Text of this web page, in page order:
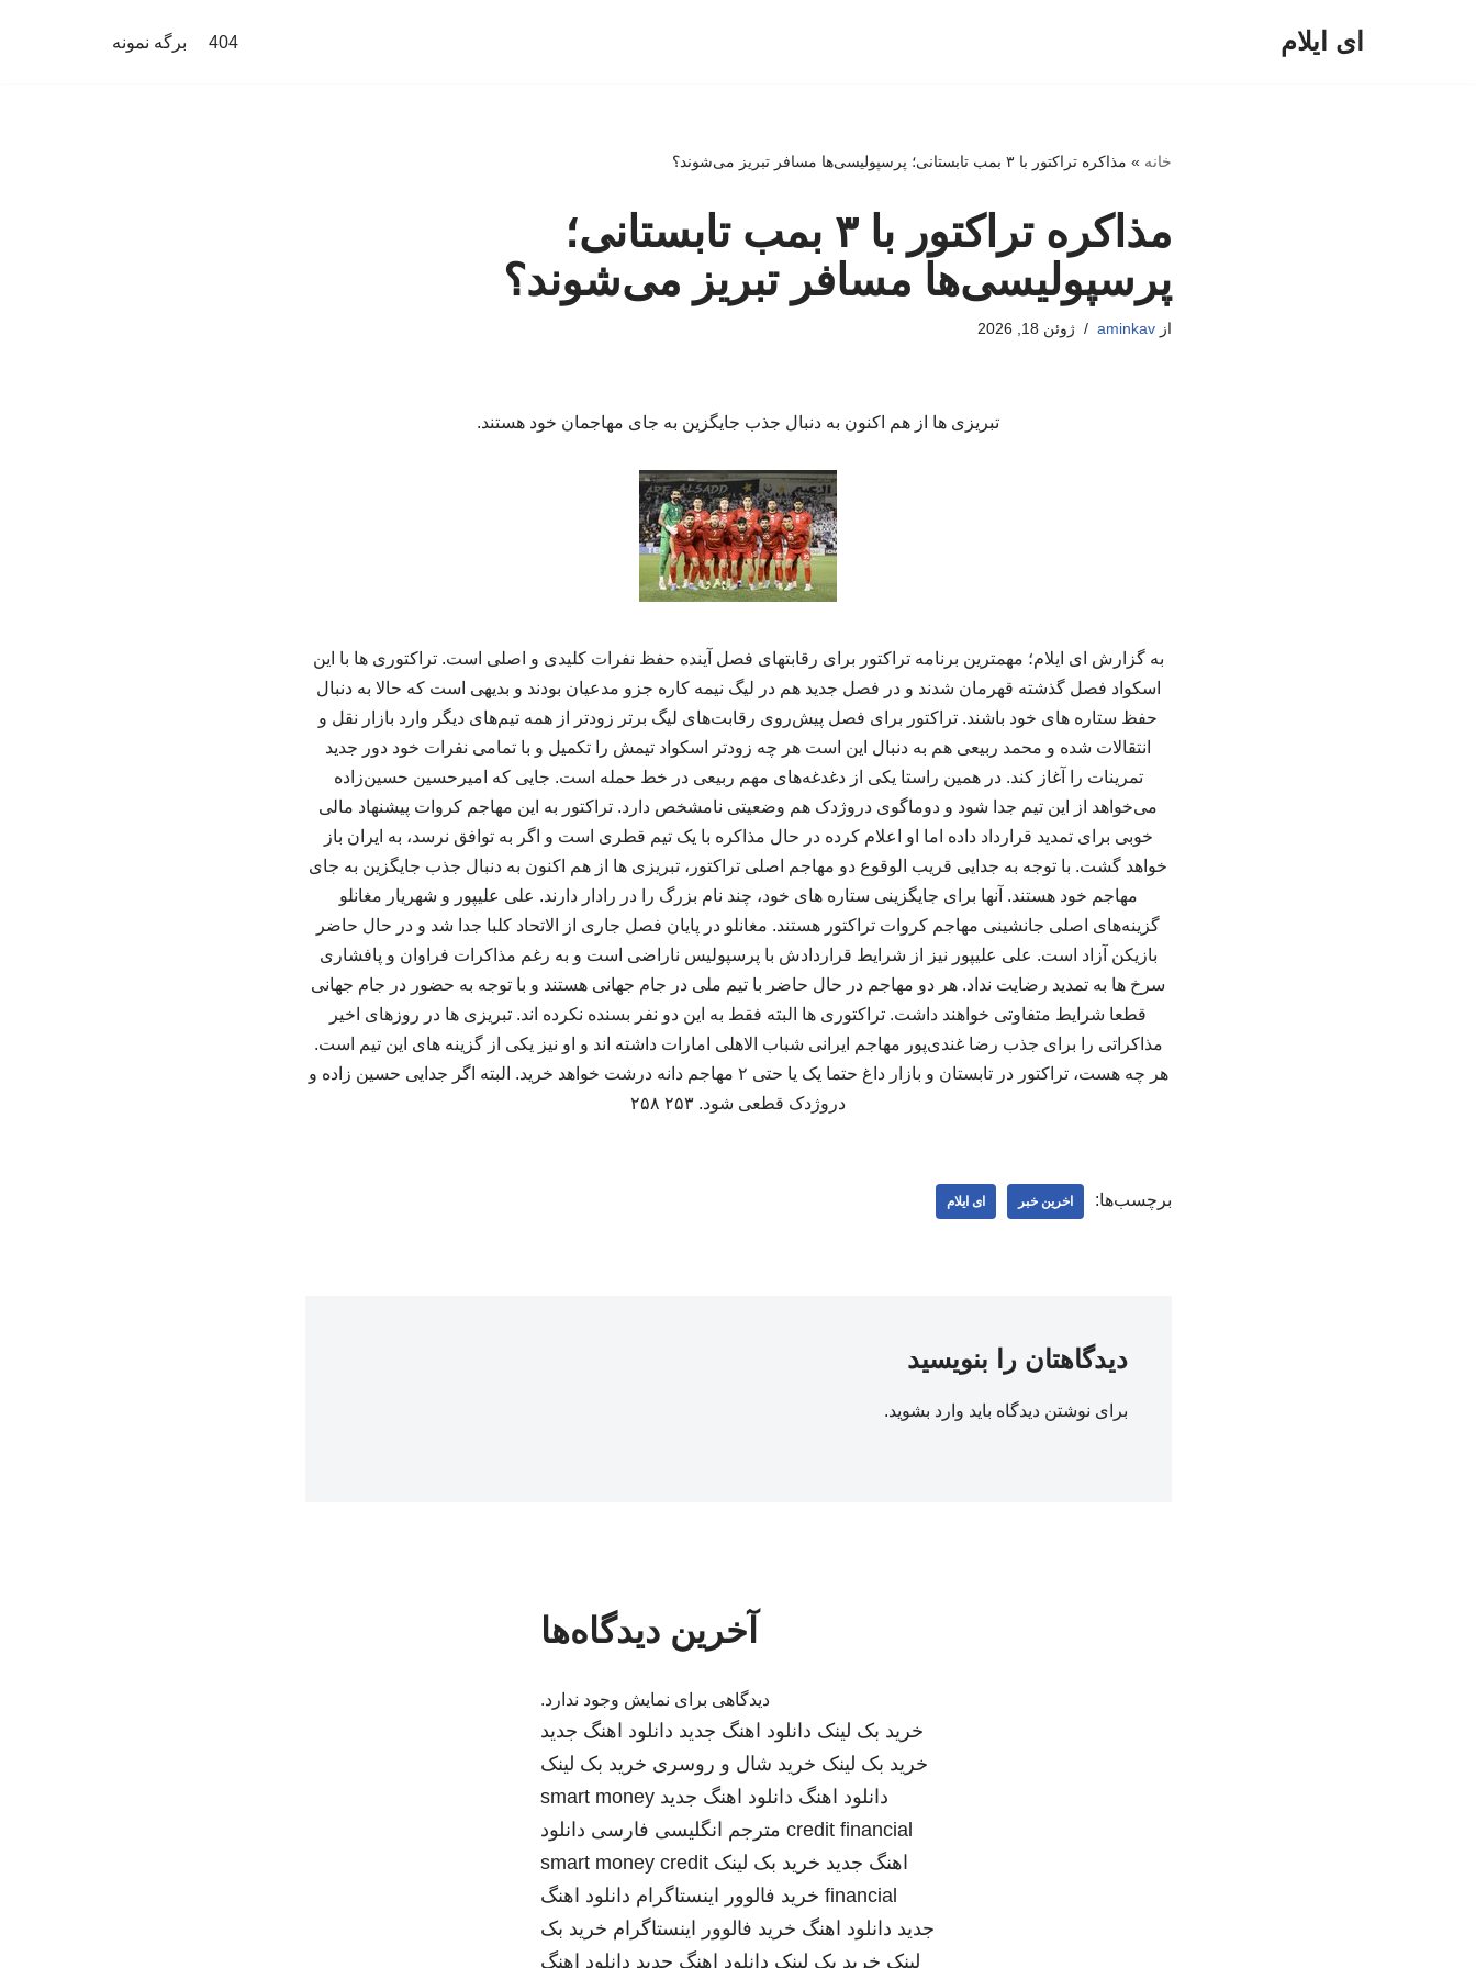
ای ایلام 404 برگه نمونه
خانه » مذاکره تراکتور با ۳ بمب تابستانی؛ پرسپولیسی‌ها مسافر تبریز می‌شوند؟
مذاکره تراکتور با ۳ بمب تابستانی؛
پرسپولیسی‌ها مسافر تبریز می‌شوند؟
ازaminkav ژوئن 18, 2026
تبریزی ها از هم اکنون به دنبال جذب جایگزین به جای مهاجمان خود هستند.
به گزارش ای ایلام؛ مهمترین برنامه تراکتور برای رقابتهای فصل آینده حفظ نفرات کلیدی و اصلی است. تراکتوری ها با این
اسکواد فصل گذشته قهرمان شدند و در فصل جدید هم در لیگ نیمه کاره جزو مدعیان بودند و بدیهی است که حالا به دنبال
حفظ ستاره های خود باشند. تراکتور برای فصل پیش‌روی رقابت‌های لیگ برتر زودتر از همه تیم‌های دیگر وارد بازار نقل و
انتقالات شده و محمد ربیعی هم به دنبال این است هر چه زودتر اسکواد تیمش را تکمیل و با تمامی نفرات خود دور جدید
تمرینات را آغاز کند. در همین راستا یکی از دغدغه‌های مهم ربیعی در خط حمله است. جایی که امیرحسین حسین‌زاده
می‌خواهد از این تیم جدا شود و دوماگوی دروژدک هم وضعیتی نامشخص دارد. تراکتور به این مهاجم کروات پیشنهاد مالی
خوبی برای تمدید قرارداد داده اما او اعلام کرده در حال مذاکره با یک تیم قطری است و اگر به توافق نرسد، به ایران باز
خواهد گشت. با توجه به جدایی قریب الوقوع دو مهاجم اصلی تراکتور، تبریزی ها از هم اکنون به دنبال جذب جایگزین به جای
مهاجم خود هستند. آنها برای جایگزینی ستاره های خود، چند نام بزرگ را در رادار دارند. علی علیپور و شهریار مغانلو
گزینه‌های اصلی جانشینی مهاجم کروات تراکتور هستند. مغانلو در پایان فصل جاری از الاتحاد کلبا جدا شد و در حال حاضر
بازیکن آزاد است. علی علیپور نیز از شرایط قراردادش با پرسپولیس ناراضی است و به رغم مذاکرات فراوان و پافشاری
سرخ ها به تمدید رضایت نداد. هر دو مهاجم در حال حاضر با تیم ملی در جام جهانی هستند و با توجه به حضور در جام جهانی
قطعا شرایط متفاوتی خواهند داشت. تراکتوری ها البته فقط به این دو نفر بسنده نکرده اند. تبریزی ها در روزهای اخیر
مذاکراتی را برای جذب رضا غندی‌پور مهاجم ایرانی شباب الاهلی امارات داشته اند و او نیز یکی از گزینه های این تیم است.
هر چه هست، تراکتور در تابستان و بازار داغ حتما یک یا حتی ۲ مهاجم دانه درشت خواهد خرید. البته اگر جدایی حسین زاده و
دروژدک قطعی شود. ۲۵۳ ۲۵۸
برچسب‌ها: اخرین خبر ای ایلام
دیدگاهتان را بنویسید
برای نوشتن دیدگاه باید وارد بشوید.
آخرین دیدگاه‌ها
دیدگاهی برای نمایش وجود ندارد.
خرید بک لینک دانلود اهنگ جدید دانلود اهنگ جدید
خرید بک لینک خرید شال و روسری خرید بک لینک
دانلود اهنگ دانلود اهنگ جدید smart money
credit financial مترجم انگلیسی فارسی دانلود
اهنگ جدید خرید بک لینک smart money credit
financial خرید فالوور اینستاگرام دانلود اهنگ
جدید دانلود اهنگ خرید فالوور اینستاگرام خرید بک
لینک خرید بک لینک دانلود اهنگ جدید دانلود اهنگ